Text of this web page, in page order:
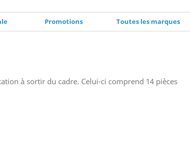
Promotions Toutes les marques
à sortir du cadre. Celui-ci comprend 14 pièces